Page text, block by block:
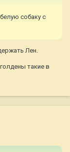
собаку с
Лен.
такие в